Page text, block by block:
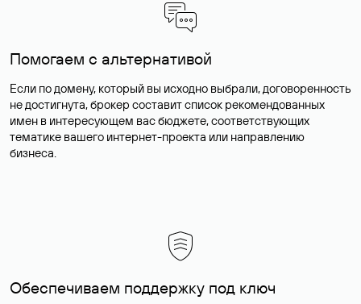
Помогаем с альтернативой
Если по домену, который вы исходно выбрали, договоренность
не достигнута, брокер составит список рекомендованных
имен в интересующем вас бюджете, соответствующих
тематике вашего интернет-проекта или направлению
бизнеса.
Обеспечиваем поддержку под ключ